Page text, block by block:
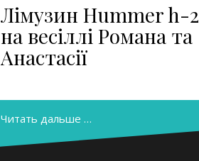
Лімузин Hummer h-2
на весіллі Романа та
Анастасії
Читать дальше …